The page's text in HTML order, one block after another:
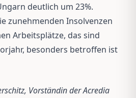
deutlich um 23%.
zunehmenden Insolvenzen
Arbeitsplätze, das sind
besonders betroffen ist
Vorständin der Acredia